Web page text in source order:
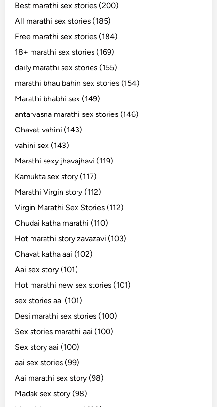
Best marathi sex stories (200)
All marathi sex stories (185)
Free marathi sex stories (184)
18+ marathi sex stories (169)
daily marathi sex stories (155)
marathi bhau bahin sex stories (154)
Marathi bhabhi sex (149)
antarvasna marathi sex stories (146)
Chavat vahini (143)
vahini sex (143)
Marathi sexy jhavajhavi (119)
Kamukta sex story (117)
Marathi Virgin story (112)
Virgin Marathi Sex Stories (112)
Chudai katha marathi (110)
Hot marathi story zavazavi (103)
Chavat katha aai (102)
Aai sex story (101)
Hot marathi new sex stories (101)
sex stories aai (101)
Desi marathi sex stories (100)
Sex stories marathi aai (100)
Sex story aai (100)
aai sex stories (99)
Aai marathi sex story (98)
Madak sex story (98)